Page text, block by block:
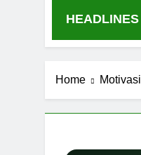
HEADLINES
Home Motivasi